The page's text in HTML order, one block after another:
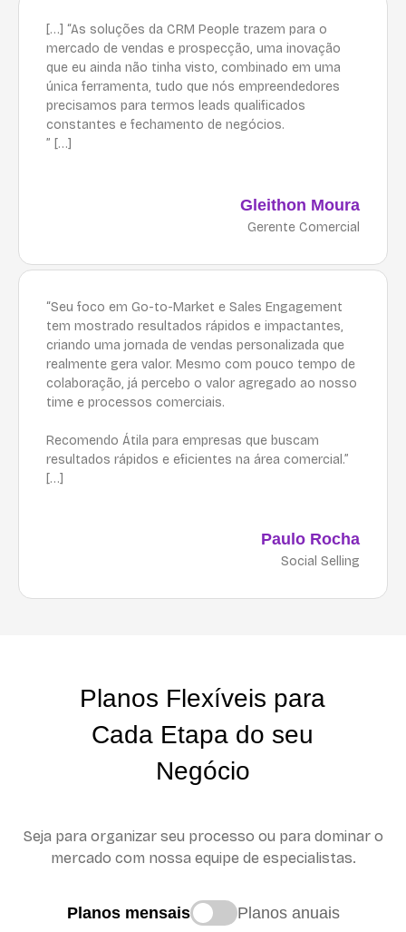
[…] “As soluções da CRM People trazem para o
mercado de vendas e prospecção, uma inovação
que eu ainda não tinha visto, combinado em uma
única ferramenta, tudo que nós empreendedores
precisamos para termos leads qualificados
constantes e fechamento de negócios.
” […]
Gleithon Moura
Gerente Comercial
“Seu foco em Go-to-Market e Sales Engagement
tem mostrado resultados rápidos e impactantes,
criando uma jornada de vendas personalizada que
realmente gera valor. Mesmo com pouco tempo de
colaboração, já percebo o valor agregado ao nosso
time e processos comerciais.
Recomendo Átila para empresas que buscam
resultados rápidos e eficientes na área comercial.”
[…]
Paulo Rocha
Social Selling
Planos Flexíveis para
Cada Etapa do seu
Negócio
Seja para organizar seu processo ou para dominar o
mercado com nossa equipe de especialistas.
Planos mensais Planos anuais